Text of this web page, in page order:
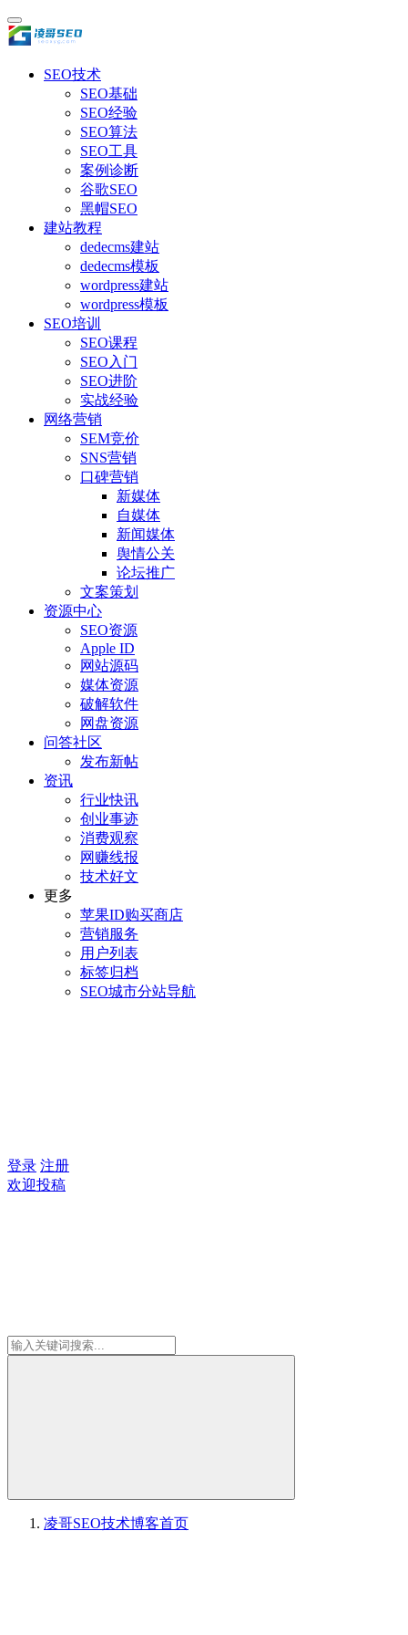
SEO技术
SEO基础
SEO经验
SEO算法
SEO工具
案例诊断
谷歌SEO
黑帽SEO
建站教程
dedecms建站
dedecms模板
wordpress建站
wordpress模板
SEO培训
SEO课程
SEO入门
SEO进阶
实战经验
网络营销
SEM竞价
SNS营销
口碑营销
新媒体
自媒体
新闻媒体
舆情公关
论坛推广
文案策划
资源中心
SEO资源
Apple ID
网站源码
媒体资源
破解软件
网盘资源
问答社区
发布新帖
资讯
行业快讯
创业事迹
消费观察
网赚线报
技术好文
更多
苹果ID购买商店
营销服务
用户列表
标签归档
SEO城市分站导航
登录 注册
欢迎投稿
凌哥SEO技术博客首页